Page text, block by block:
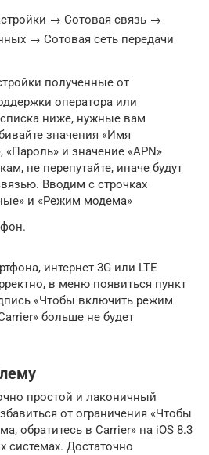
→ Сотовая связь →
→ Сотовая сеть передачи
полученные от
оператора или
ниже, нужные вам
значения «Имя
«Пароль» и значение «APN»
не перепутайте, иначе будут
Вводим с строчках
и «Режим модема»
интернет 3G или LTE
в меню появиться пункт
«Чтобы включить режим
больше не будет
простой и лаконичный
от ограничения «Чтобы
обратитесь в Carrier» на iOS 8.3
системах. Достаточно